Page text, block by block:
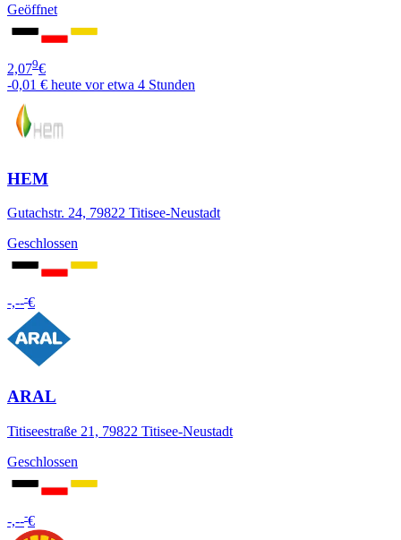
Geöffnet
2,079€
-0,01 € heute vor etwa 4 Stunden
HEM
Gutachstr. 24, 79822 Titisee-Neustadt
Geschlossen
-,---€
ARAL
Titiseestraße 21, 79822 Titisee-Neustadt
Geschlossen
-,---€